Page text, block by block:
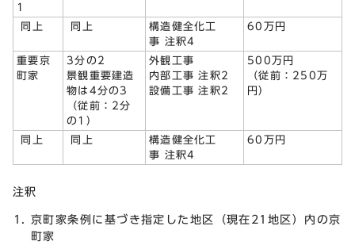
1
同上 同上
構造健全化工
事 注釈4
60万円
重要京
町家
3分の2
景観重要建造
物は4分の3
（従前：2分
の1）
外観工事
内部工事 注釈2
設備工事 注釈2
500万円
（従前：250万
円）
同上 同上
構造健全化工
事 注釈4
60万円
注釈
京町家条例に基づき指定した地区（現在21地区）内の京
町家